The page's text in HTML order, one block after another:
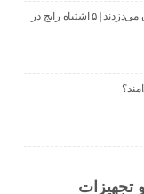
رنگ‌هایی که آرامش را از خانه‌تان می‌دزدند | ۵ اشتباه رایج در
تجهیزات